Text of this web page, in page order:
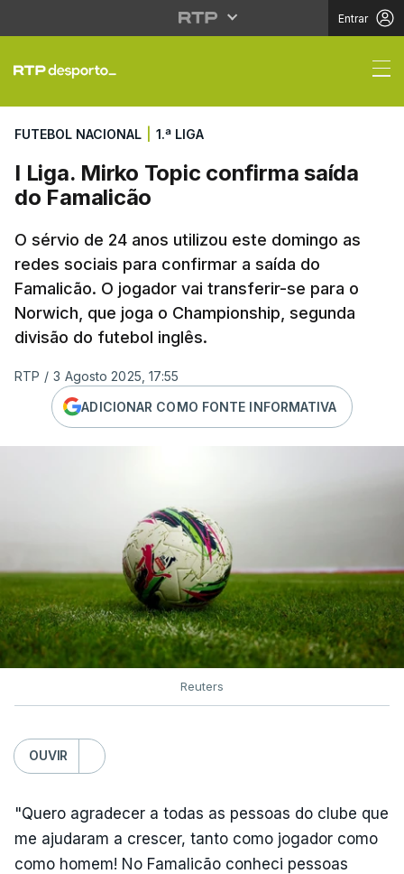
Entrar
I Liga. Mirko Topic
FUTEBOL NACIONAL 1.ª LIGA
I Liga. Mirko Topic confirma saída
do Famalicão
O sérvio de 24 anos utilizou este domingo as
redes sociais para confirmar a saída do
Famalicão. O jogador vai transferir-se para o
Norwich, que joga o Championship, segunda
divisão do futebol inglês.
RTP / 3 Agosto 2025, 17:55
ADICIONAR COMO FONTE INFORMATIVA
Reuters
OUVIR
"Quero agradecer a todas as pessoas do clube que
me ajudaram a crescer, tanto como jogador como
como homem! No Famalicão conheci pessoas